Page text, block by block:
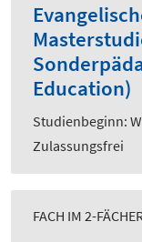
Education)
Studienbeginn:
Zulassungsfrei
FACH IM 2-